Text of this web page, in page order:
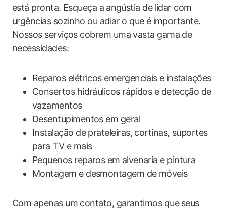
está pronta. ‍Esqueça a⁣ angústia de lidar com
urgências sozinho ou adiar o que ⁢é importante.
Nossos serviços cobrem uma vasta gama de
‍necessidades:
Reparos elétricos emergenciais e⁤ instalações
Consertos hidráulicos rápidos​ e​ detecção de
vazamentos
Desentupimentos em geral
Instalação de‌ prateleiras, cortinas, suportes
para TV e mais
Pequenos reparos em⁢ alvenaria e pintura
Montagem e desmontagem de móveis
Com ‍apenas um contato, garantimos ​que ⁣seus